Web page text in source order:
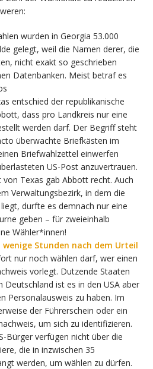
wurden in Georgia 53.000
gelegt, weil die Namen derer, die
nicht exakt so geschrieben
Datenbanken. Meist betraf es
entschied der republikanische
dass pro Landkreis nur eine
werden darf. Der Begriff steht
überwachte Briefkästen im
Briefwahlzettel einwerfen
US-Post anzuvertrauen.
von Texas gab Abbott recht. Auch
Verwaltungsbezirk, in dem die
durfte es demnach nur eine
geben – für zweieinhalb
Wähler*innen!
Stunden nach dem Urteil
nur noch wählen darf, wer einen
vorlegt. Dutzende Staaten
Deutschland ist es in den USA aber
Personalausweis zu haben. Im
der Führerschein oder ein
um sich zu identifizieren.
Bürger verfügen nicht über die
die in inzwischen 35
werden, um wählen zu dürfen.